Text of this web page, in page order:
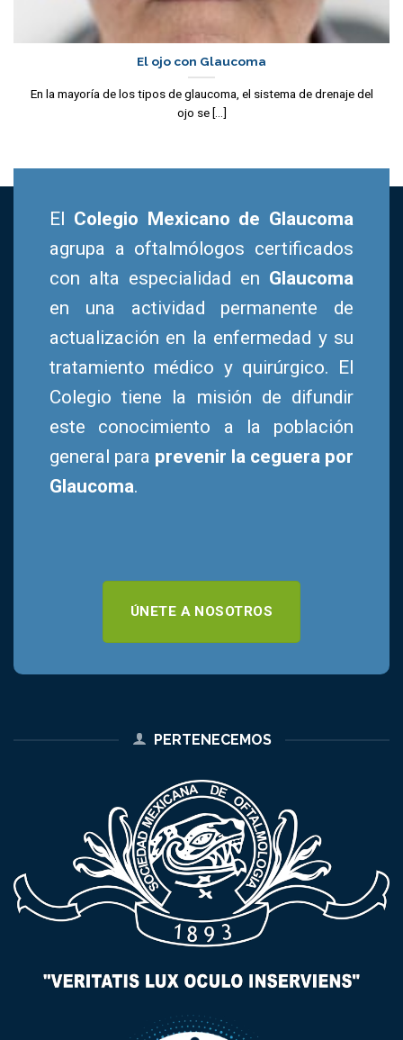
El ojo con Glaucoma
En la mayoría de los tipos de glaucoma, el sistema de drenaje del
ojo se [...]
El Colegio Mexicano de Glaucoma
agrupa a oftalmólogos certificados
con alta especialidad en Glaucoma
en una actividad permanente de
actualización en la enfermedad y su
tratamiento médico y quirúrgico. El
Colegio tiene la misión de difundir
este conocimiento a la población
general para prevenir la ceguera por
Glaucoma.
ÚNETE A NOSOTROS
PERTENECEMOS